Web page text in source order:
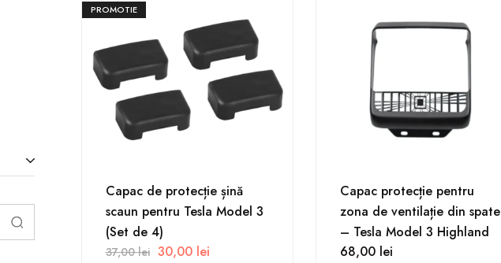
PROMOTIE
Capac de protecție șină
scaun pentru Tesla Model 3
(Set de 4)
37,00lei 30,00 lei
Capac protecție pentru
zona de ventilație din spate
– Tesla Model 3 Highland
68,00 lei